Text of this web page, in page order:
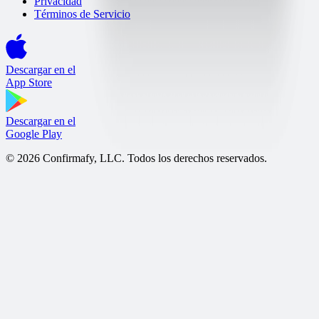
Términos de Servicio
Descargar en el
App Store
Descargar en el
Google Play
© 2026 Confirmafy, LLC. Todos los derechos reservados.